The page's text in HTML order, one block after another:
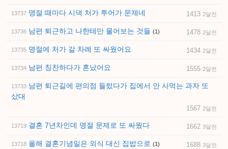
13737 명절 때마다 시댁 처가 투어가 문제네 1413 2달전
13736 남편 퇴근하고 나한테만 물어보는 것들 (1) 1478 2달전
13735 명절에 처가 갈 차례 또 싸웠어요 1434 2달전
13734 남편 칭찬하다가 혼났어요 1555 2달전
13733 남편 퇴근길에 편의점 들렀다가 집에서 안 사먹는 과자 또
샀대
1567 2달전
13719 결혼 7년차인데 명절 문제로 또 싸웠다 1662 3달전
13718 올해 결혼기념일은 외식 대신 집밥으로 (1) 1688 3달전